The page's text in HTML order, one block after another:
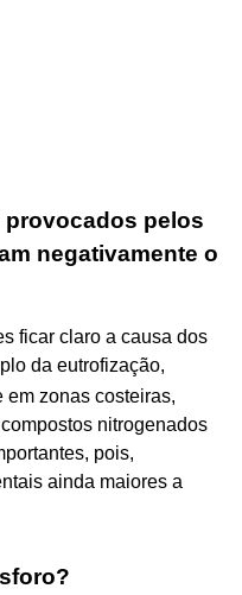
pelos
negativamente o
ficar claro a causa dos
da eutrofização,
em zonas costeiras,
nitrogenados
pois,
ainda maiores a